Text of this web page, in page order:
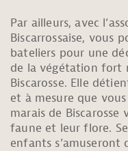
Par ailleurs, avec
Biscarrossaise, vous
bateliers pour une
de la végétation fort
Biscarosse. Elle
et à mesure que
marais de
faune et leur flore.
enfants s’amuseront